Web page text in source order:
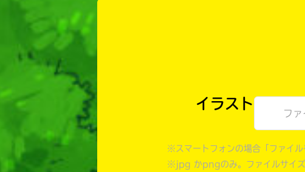
イラスト
フ
※スマートフォンの場合「ファイ
※jpg かpngのみ。ファイルサイ